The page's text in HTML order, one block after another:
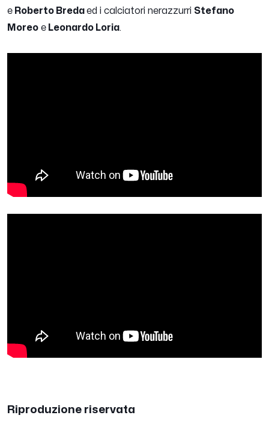
e Roberto Bredaed i calciatori nerazzurri Stefano
Moreo e Leonardo Loria.
Riproduzione riservata